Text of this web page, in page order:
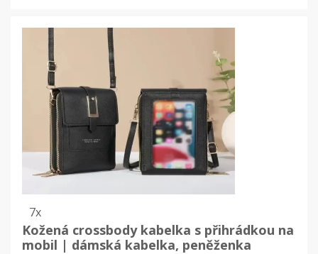
7x
Kožená crossbody kabelka s přihrádkou na
mobil | dámská kabelka, peněženka